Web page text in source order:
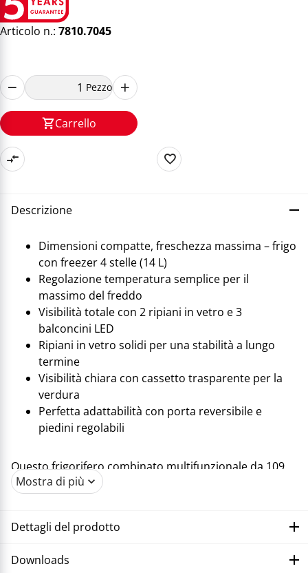
Articolo n.: 7810.7045
Pezzo
Carrello
Descrizione
Dimensioni compatte, freschezza massima – frigo
con freezer 4 stelle (14 L)
Regolazione temperatura semplice per il
massimo del freddo
Visibilità totale con 2 ripiani in vetro e 3
balconcini LED
Ripiani in vetro solidi per una stabilità a lungo
termine
Visibilità chiara con cassetto trasparente per la
verdura
Perfetta adattabilità con porta reversibile e
piedini regolabili
Questo frigorifero combinato multifunzionale da 109
litri, che offre la massima freschezza in forma
compatta, completa la gamma di apparecchi
dotato di un separato comparto congelatore a 4 stelle
dimensioni di 55x58x85 cm. Un controllo preciso della
Mostra di più
Dettagli del prodotto
Downloads